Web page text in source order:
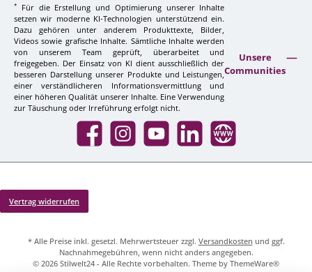
*
Für die Erstellung und Optimierung unserer Inhalte
setzen wir moderne KI-Technologien unterstützend ein.
Dazu gehören unter anderem Produkttexte, Bilder,
Videos sowie grafische Inhalte. Sämtliche Inhalte werden
von unserem Team geprüft, überarbeitet und
freigegeben. Der Einsatz von KI dient ausschließlich der
besseren Darstellung unserer Produkte und Leistungen,
einer verständlicheren Informationsvermittlung und
einer höheren Qualität unserer Inhalte. Eine Verwendung
zur Täuschung oder Irreführung erfolgt nicht.
Unsere
Communities
Facebook InstagramYouTube LinkedIn Website
Vertrag widerrufen
* Alle Preise inkl. gesetzl. Mehrwertsteuer zzgl. Versandkosten und ggf.
Nachnahmegebühren, wenn nicht anders angegeben.
© 2026 Stilwelt24 - Alle Rechte vorbehalten. Theme by ThemeWare®